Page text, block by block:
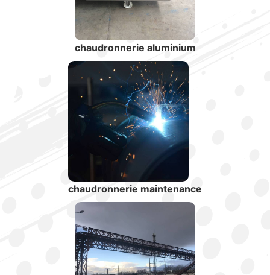
chaudronnerie aluminium
chaudronnerie maintenance